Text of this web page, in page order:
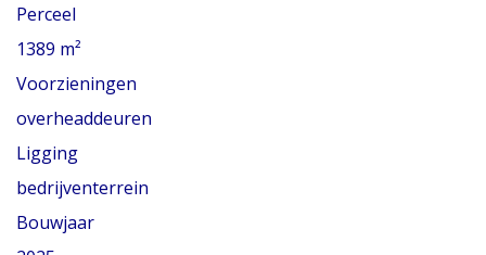
Perceel
1389 m²
Voorzieningen
overheaddeuren
Ligging
bedrijventerrein
Bouwjaar